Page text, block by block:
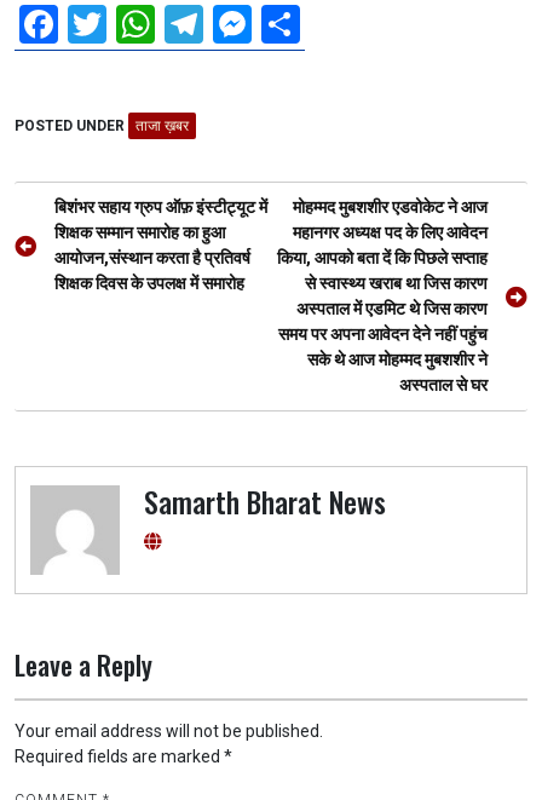
F
a
b
o
o
k
T
wi
tt
er
W
h
at
s
A
p
p
T
el
a
m
M
es
g
er
h
POSTED UNDER ताजा ख़बर
Post
navigation
बिशंभर सहाय ग्रुप ऑफ़ इंस्टीट्यूट में
शिक्षक सम्मान समारोह का हुआ
आयोजन,संस्थान करता है प्रतिवर्ष
शिक्षक दिवस के उपलक्ष में समारोह
मोहम्मद मुबशशीर एडवोकेट ने आज
महानगर अध्यक्ष पद के लिए आवेदन
किया, आपको बता दें कि पिछले सप्ताह
से स्वास्थ्य खराब था जिस कारण
अस्पताल में एडमिट थे जिस कारण
समय पर अपना आवेदन देने नहीं पहुंच
सके थे आज मोहम्मद मुबशशीर ने
अस्पताल से घर
Samarth Bharat News
Leave a Reply
Your email address will not be published.
Required fields are marked *